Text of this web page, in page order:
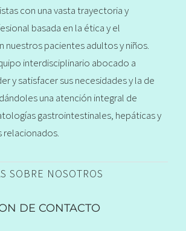
con una vasta trayectoria y
basada en la ética y el
nuestros pacientes adultos y niños.
interdisciplinario abocado a
y satisfacer sus necesidades y la de
una atención integral de
gastrointestinales, hepáticas y
SOBRE NOSOTROS
DE CONTACTO